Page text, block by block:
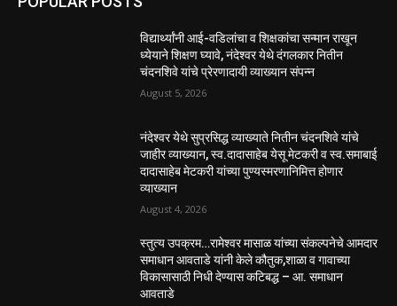
विद्यार्थ्यांनी आई-वडिलांचा व शिक्षकांचा सन्मान राखून
ध्येयाने शिक्षण घ्यावे, नंदेश्वर येथे दंगलकार नितीन
चंदनशिवे यांचे प्रेरणादायी व्याख्यान संपन्न
August 5, 2026
नंदेश्वर येथे सुप्रसिद्ध व्याख्याते नितीन चंदनशिवे यांचे
जाहीर व्याख्यान, स्व.दादासाहेब येसू मेटकरी व स्व.समाबाई
दादासाहेब मेटकरी यांच्या पुण्यस्मरणानिमित्त होणार
व्याख्यान
August 4, 2026
स्तुत्य उपक्रम…रामेश्वर मासाळ यांच्या संकल्पनेचे आमदार
समाधान आवताडे यांनी केले कौतुक,शाळा व गावाच्या
विकासासाठी निधी देण्यास कटिबद्ध – आ. समाधान
आवताडे